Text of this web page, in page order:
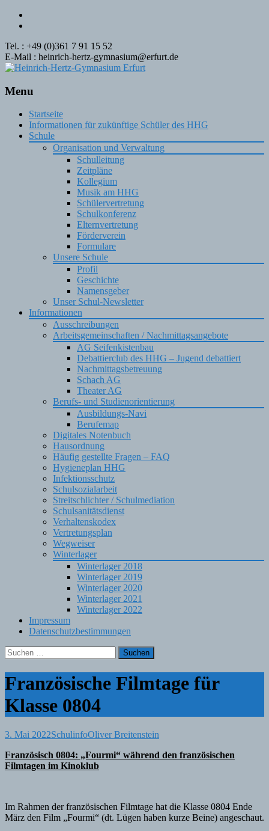
Tel. : +49 (0)361 7 91 15 52
E-Mail : heinrich-hertz-gymnasium@erfurt.de
Menu
Skip
content
Startseite
Informationen für zukünftige Schüler des HHG
Schule
Organisation und Verwaltung
Schulleitung
Zeitpläne
Kollegium
Musik am HHG
Schülervertretung
Schulkonferenz
Elternvertretung
Förderverein
Formulare
Unsere Schule
Profil
Geschichte
Namensgeber
Unser Schul-Newsletter
Informationen
Ausschreibungen
Arbeitsgemeinschaften / Nachmittagsangebote
AG Seifenkistenbau
Debattierclub des HHG – Jugend debattiert
Nachmittagsbetreuung
Schach AG
Theater AG
Berufs- und Studienorientierung
Ausbildungs-Navi
Berufemap
Digitales Notenbuch
Hausordnung
Häufig gestellte Fragen – FAQ
Hygieneplan HHG
Infektionsschutz
Schulsozialarbeit
Streitschlichter / Schulmediation
Schulsanitätsdienst
Verhaltenskodex
Vertretungsplan
Wegweiser
Winterlager
Winterlager 2018
Winterlager 2019
Winterlager 2020
Winterlager 2021
Winterlager 2022
Impressum
Datenschutzbestimmungen
Suchen
nach:
Französische Filmtage für
Klasse 0804
3. Mai 2022SchulinfoOliver Breitenstein
Französisch 0804: „Fourmi“ während den französischen
Filmtagen im Kinoklub
Im Rahmen der französischen Filmtage hat die Klasse 0804 Ende
März den Film „Fourmi“ (dt. Lügen haben kurze Beine) angeschaut.